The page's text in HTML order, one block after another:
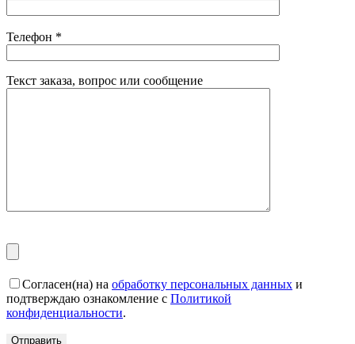
Телефон *
Текст заказа, вопрос или сообщение
Согласен(на) на обработку персональных данных и
подтверждаю ознакомление с Политикой
конфиденциальности.